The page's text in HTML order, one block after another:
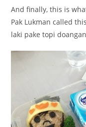
And finally, this is
Pak Lukman called
laki pake topi